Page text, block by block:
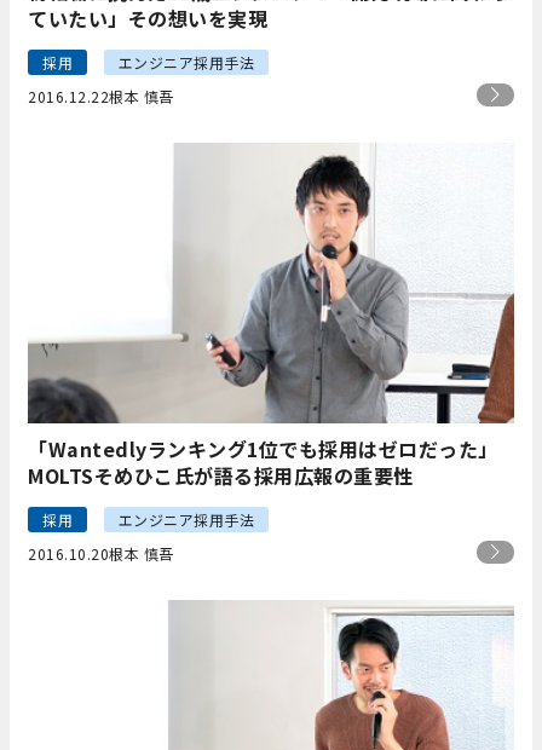
ていたい」その想いを実現
採用
エンジニア採用手法
2016.12.22根本 慎吾
「Wantedlyランキング1位でも採用はゼロだった」
MOLTSそめひこ氏が語る採用広報の重要性
採用
エンジニア採用手法
2016.10.20根本 慎吾